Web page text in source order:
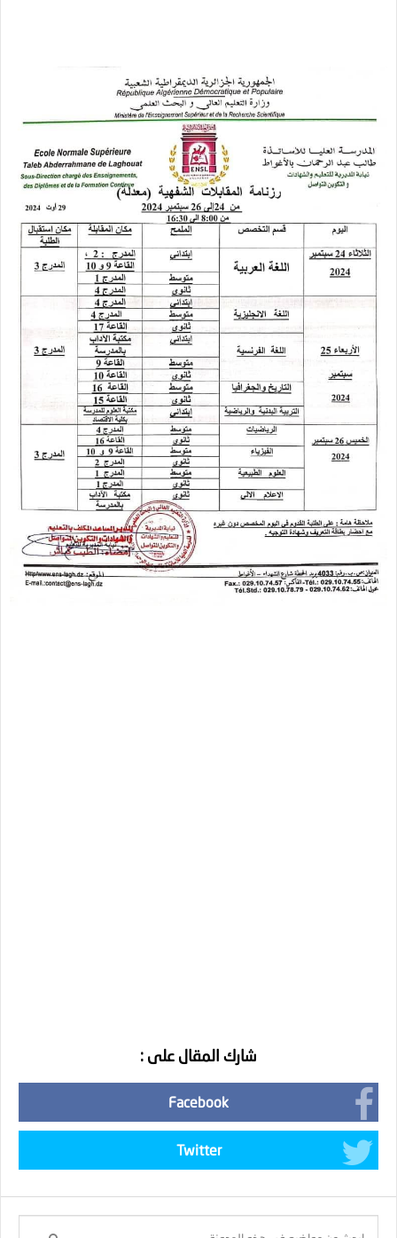
شارك المقال على :
Facebook
Twitter